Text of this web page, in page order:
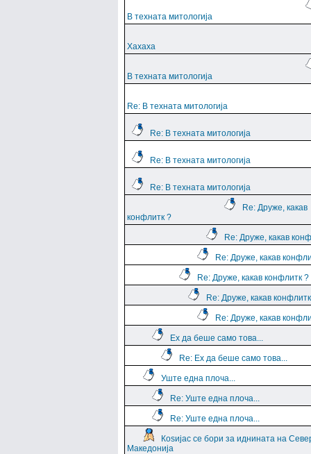
В техната митологија
Хахаха
В техната митологија
Re: В техната митологија
Re: В техната митологија
Re: В техната митологија
Re: В техната митологија
Re: Друже, какав
конфлитк ?
Re: Друже, какав
Re: Друже, какав
Re: Друже, какав конфлитк ?
Re: Друже, какав
Re: Друже, какав
Ех да беше само това...
Re: Ех да беше само това...
Уште една плоча...
Re: Уште една плоча...
Re: Уште една плоча...
Коѕијас се бори за иднината на
Македонија